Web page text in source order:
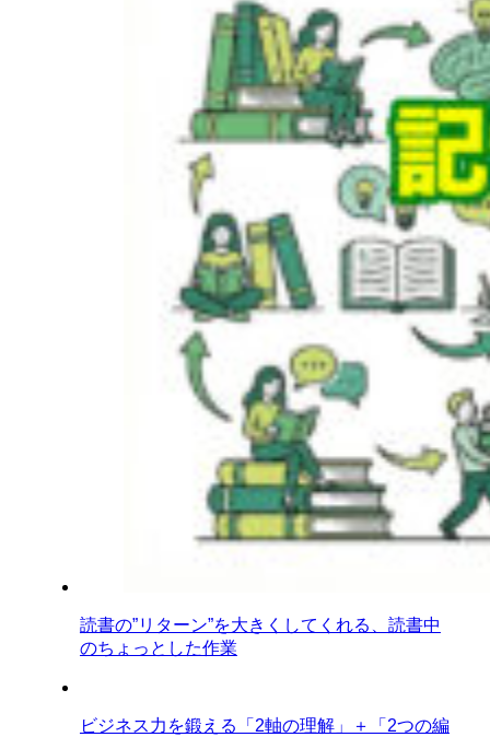
読書の”リターン”を大きくしてくれる、読書中
のちょっとした作業
ビジネス力を鍛える「2軸の理解」＋「2つの編